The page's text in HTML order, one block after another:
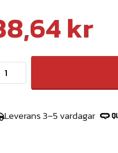
kr
Leverans 3–5 vardagar